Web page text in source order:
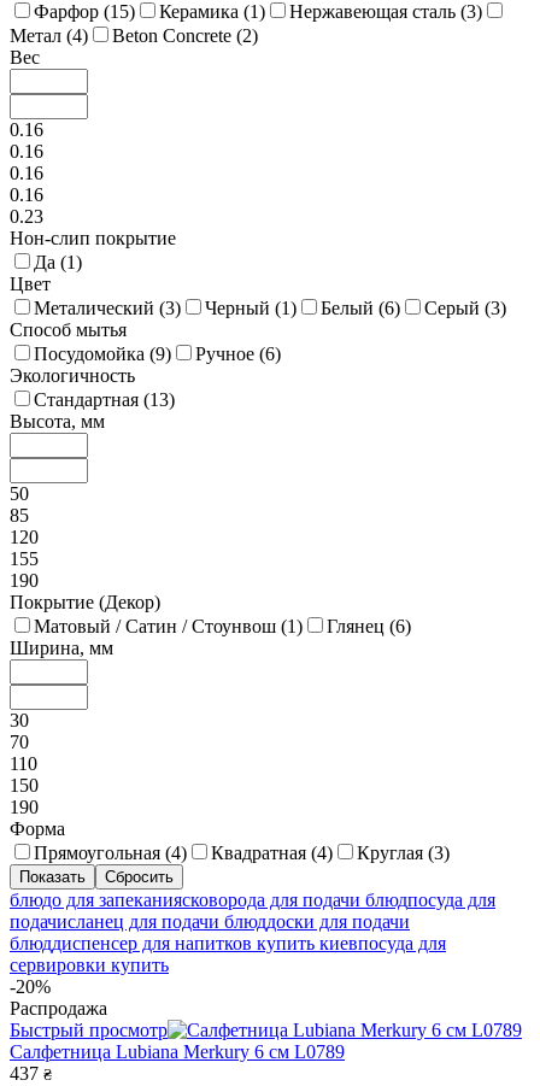
Фарфор (15) Керамика (1) Нержавеющая сталь (3)
Метал (4) Beton Concrete (2)
Вес
0.16
0.16
0.16
0.16
0.23
Нон-слип покрытие
Да (1)
Цвет
Металический (3) Черный (1) Белый (6) Серый (3)
Способ мытья
Посудомойка (9) Ручное (6)
Экологичность
Стандартная (13)
Высота, мм
50
85
120
155
190
Покрытие (Декор)
Матовый / Сатин / Стоунвош (1) Глянец (6)
Ширина, мм
30
70
110
150
190
Форма
Прямоугольная (4) Квадратная (4) Круглая (3)
блюдо для запеканиясковорода для подачи блюдпосуда для
подачисланец для подачи блюддоски для подачи
блюддиспенсер для напитков купить киевпосуда для
сервировки купить
-20%
Распродажа
Быстрый просмотр
Салфетница Lubiana Merkury 6 см L0789
437 ₴